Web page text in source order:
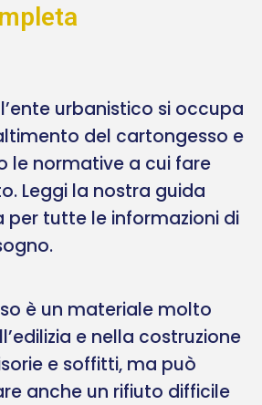
urbanistico si occupa
del cartongesso e
le normative a cui fare
Leggi la nostra guida
tutte le informazioni di
è un materiale molto
e nella costruzione
e soffitti, ma può
anche un rifiuto difficile